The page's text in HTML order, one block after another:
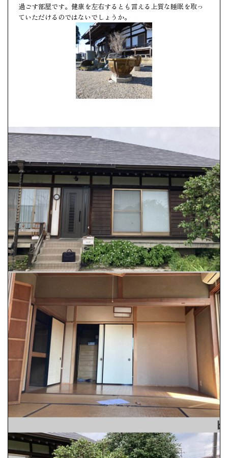
過ごす部屋です。健康を左右するとも言える上質な睡眠を取っ
ていただけるのではないでしょうか。